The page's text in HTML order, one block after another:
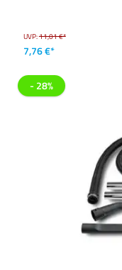
UVP:11,01 €*
7,76 €*
- 28%